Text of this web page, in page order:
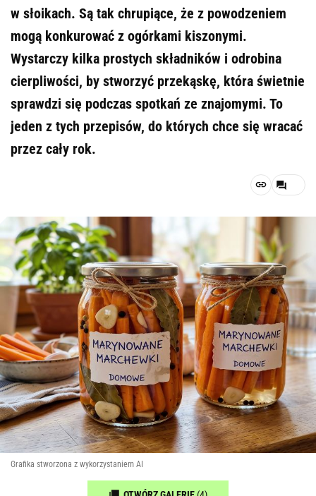
w słoikach. Są tak chrupiące, że z powodzeniem
mogą konkurować z ogórkami kiszonymi.
Wystarczy kilka prostych składników i odrobina
cierpliwości, by stworzyć przekąskę, która świetnie
sprawdzi się podczas spotkań ze znajomymi. To
jeden z tych przepisów, do których chce się wracać
przez cały rok.
Grafika stworzona z wykorzystaniem AI